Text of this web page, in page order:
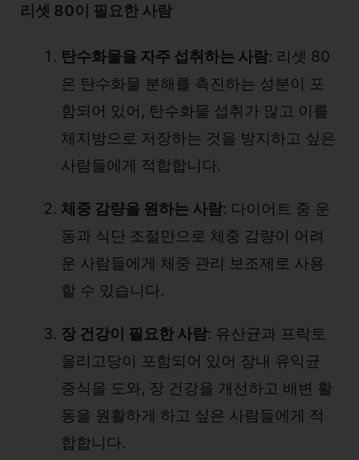
리셋 80이 필요한 사람
탄수화물을 자주 섭취하는 사람: 리셋 80
은 탄수화물 분해를 촉진하는 성분이 포
함되어 있어, 탄수화물 섭취가 많고 이를
체지방으로 저장하는 것을 방지하고 싶은
사람들에게 적합합니다.
체중 감량을 원하는 사람: 다이어트 중 운
동과 식단 조절만으로 체중 감량이 어려
운 사람들에게 체중 관리 보조제로 사용
할 수 있습니다.
장 건강이 필요한 사람: 유산균과 프락토
올리고당이 포함되어 있어 장내 유익균
증식을 도와, 장 건강을 개선하고 배변 활
동을 원활하게 하고 싶은 사람들에게 적
합합니다.